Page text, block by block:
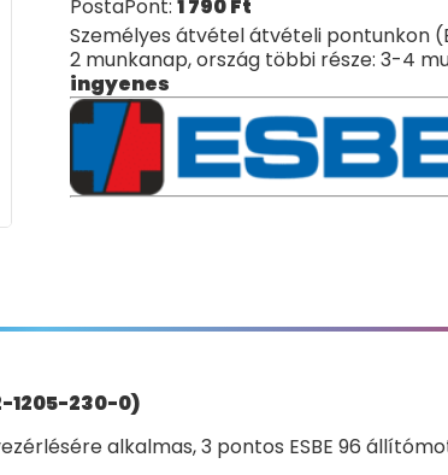
PostaPont: 1 790Ft
Személyes átvétel átvételi pontunkon
2 munkanap, ország többi része: 3-4
ingyenes
1205-230-0)
alkalmas, 3 pontos ESBE 96